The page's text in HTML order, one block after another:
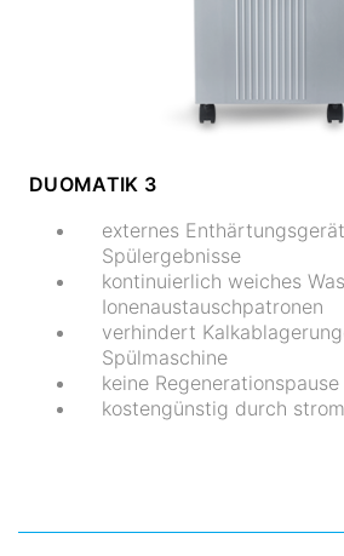
DUOMATIK 3
externes
Spülergebnisse
kontinuierlich weiches
Ionenaustauschpatronen
verhindert
Spülmaschine
keine
kostengünstig durch